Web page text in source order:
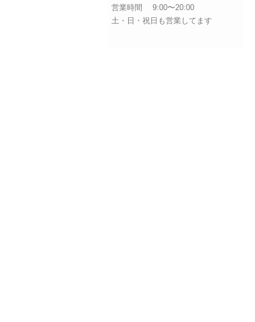
営業時間 9:00〜20:00
土・日・祝日も営業してます